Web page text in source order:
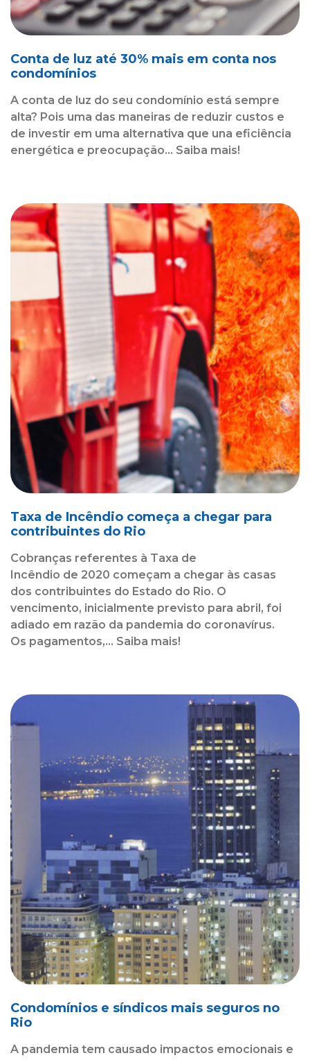
Conta de luz até 30% mais em conta nos
condomínios
A conta de luz do seu condomínio está sempre
alta? Pois uma das maneiras de reduzir custos e
de investir em uma alternativa que una eficiência
energética e preocupação... Saiba mais!
Taxa de Incêndio começa a chegar para
contribuintes do Rio
Cobranças referentes à Taxa de
Incêndio de 2020 começam a chegar às casas
dos contribuintes do Estado do Rio. O
vencimento, inicialmente previsto para abril, foi
adiado em razão da pandemia do coronavírus.
Os pagamentos,... Saiba mais!
Condomínios e síndicos mais seguros no
Rio
A pandemia tem causado impactos emocionais e